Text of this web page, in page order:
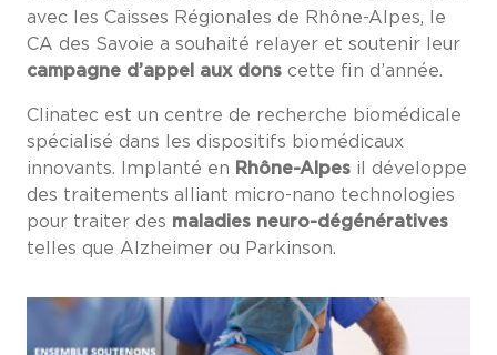
avec les Caisses Régionales de Rhône-Alpes, le
CA des Savoie a souhaité relayer et soutenir leur
campagne d’appel aux dons cette fin d’année.
Clinatec est un centre de recherche biomédicale
spécialisé dans les dispositifs biomédicaux
innovants. Implanté en Rhône-Alpes il développe
des traitements alliant micro-nano technologies
pour traiter des maladies neuro-dégénératives
telles que Alzheimer ou Parkinson.